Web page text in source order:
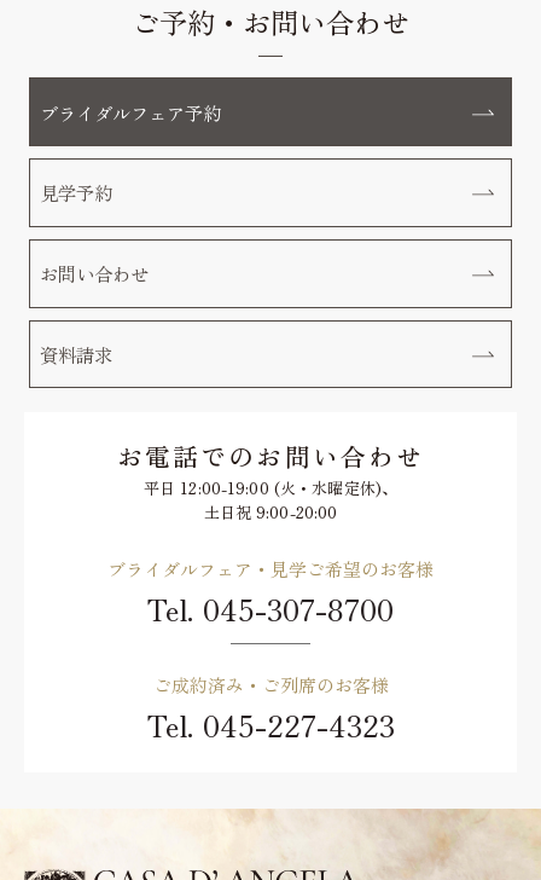
ご予約・お問い合わせ
ブライダルフェア予約
見学予約
お問い合わせ
資料請求
お電話でのお問い合わせ
平日 12:00-19:00 (火・水曜定休)、
土日祝 9:00-20:00
ブライダルフェア・見学ご希望のお客様
Tel. 045-307-8700
ご成約済み・ご列席のお客様
Tel. 045-227-4323